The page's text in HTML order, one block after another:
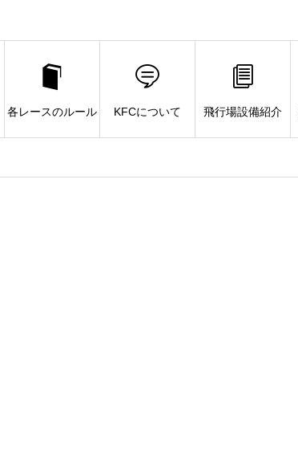
各レースのルール KFCについて 飛行場設備紹介